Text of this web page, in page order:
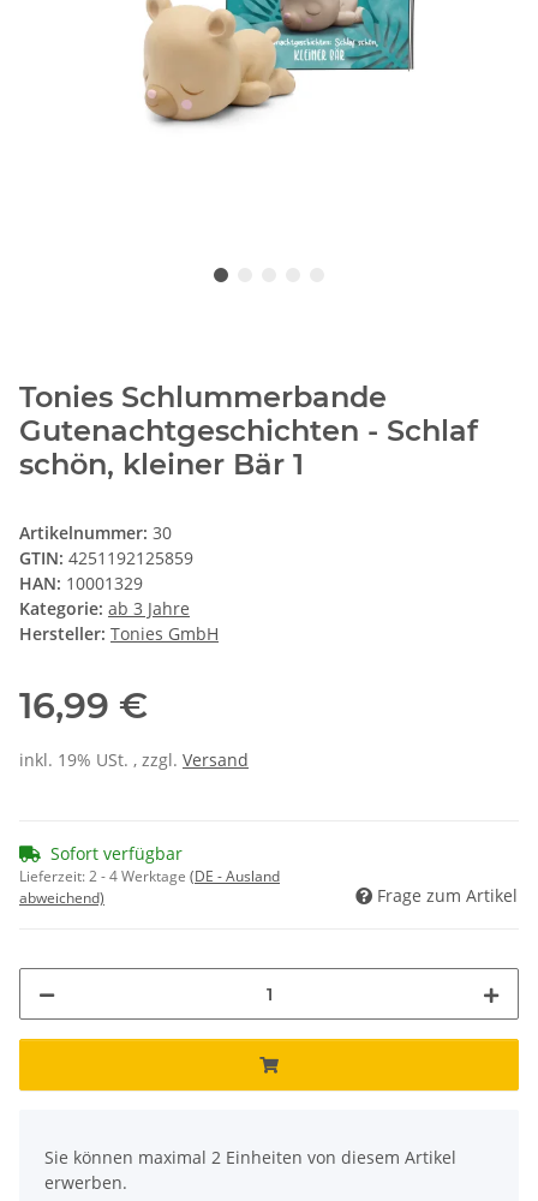
Tonies Schlummerbande
Gutenachtgeschichten - Schlaf
schön, kleiner Bär 1
Artikelnummer: 30
GTIN: 4251192125859
HAN: 10001329
Kategorie: ab 3 Jahre
Hersteller: Tonies GmbH
16,99 €
inkl. 19% USt. , zzgl. Versand
Sofort verfügbar
Lieferzeit:2 - 4 Werktage (DE - Ausland
abweichend)
Frage zum Artikel
Sie können maximal 2 Einheiten von diesem Artikel
erwerben.